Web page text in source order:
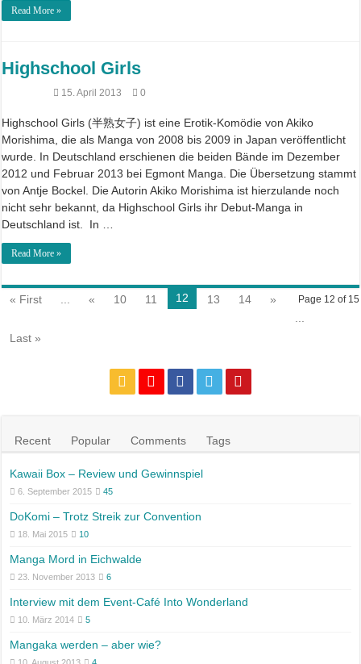
Read More »
Highschool Girls
15. April 2013 0
Highschool Girls (半熟女子) ist eine Erotik-Komödie von Akiko
Morishima, die als Manga von 2008 bis 2009 in Japan veröffentlicht
wurde. In Deutschland erschienen die beiden Bände im Dezember
2012 und Februar 2013 bei Egmont Manga. Die Übersetzung stammt
von Antje Bockel. Die Autorin Akiko Morishima ist hierzulande noch
nicht sehr bekannt, da Highschool Girls ihr Debut-Manga in
Deutschland ist. In …
Read More »
Page 12 of 15
« First « 10 11 12 13 14
»
Last »
Recent Popular Comments Tags
Kawaii Box – Review und Gewinnspiel
6. September 2015 45
DoKomi – Trotz Streik zur Convention
18. Mai 2015 10
Manga Mord in Eichwalde
23. November 2013 6
Interview mit dem Event-Café Into Wonderland
10. März 2014 5
Mangaka werden – aber wie?